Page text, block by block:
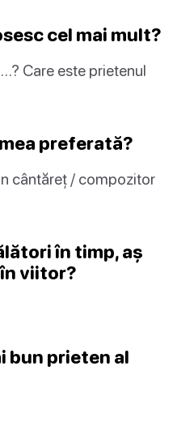
cel mai mult?
Care este prietenul
preferată?
cântăreț / compozitor
în timp, aș
viitor?
bun prieten al